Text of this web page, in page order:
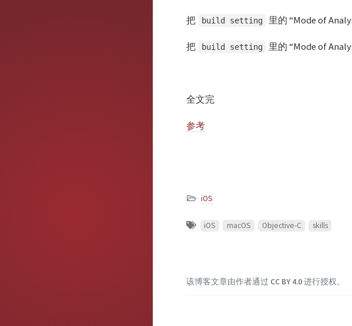
把 build setting 里的 “Mode of
把 build setting 里的 “Mode of
全文完
参考
iOS
iOS macOS Objective-C skills
该博客文章由作者通过 CC BY 4.0进行授权。